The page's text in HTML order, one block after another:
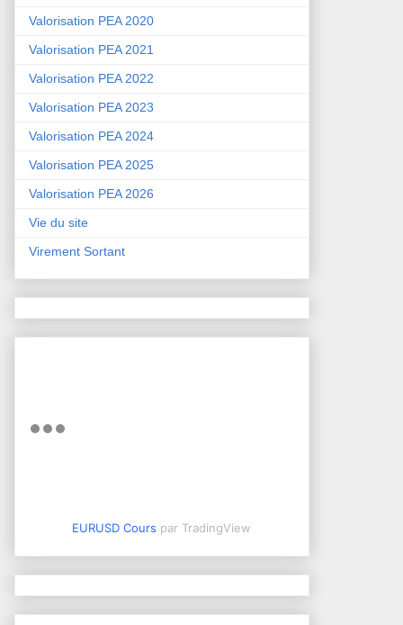
Valorisation PEA 2020
Valorisation PEA 2021
Valorisation PEA 2022
Valorisation PEA 2023
Valorisation PEA 2024
Valorisation PEA 2025
Valorisation PEA 2026
Vie du site
Virement Sortant
EURUSD Cours par TradingView